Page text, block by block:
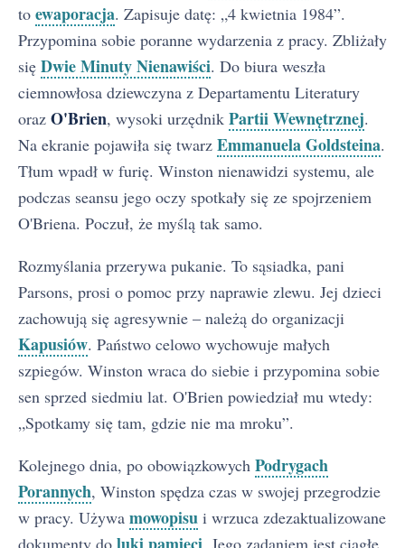
to ewaporacja. Zapisuje datę: „4 kwietnia 1984”.
Przypomina sobie poranne wydarzenia z pracy. Zbliżały
się Dwie Minuty Nienawiści. Do biura weszła
ciemnowłosa dziewczyna z Departamentu Literatury
oraz O'Brien, wysoki urzędnik Partii Wewnętrznej.
Na ekranie pojawiła się twarz Emmanuela Goldsteina.
Tłum wpadł w furię. Winston nienawidzi systemu, ale
podczas seansu jego oczy spotkały się ze spojrzeniem
O'Briena. Poczuł, że myślą tak samo.
Rozmyślania przerywa pukanie. To sąsiadka, pani
Parsons, prosi o pomoc przy naprawie zlewu. Jej dzieci
zachowują się agresywnie – należą do organizacji
Kapusiów. Państwo celowo wychowuje małych
szpiegów. Winston wraca do siebie i przypomina sobie
sen sprzed siedmiu lat. O'Brien powiedział mu wtedy:
„Spotkamy się tam, gdzie nie ma mroku”.
Kolejnego dnia, po obowiązkowych Podrygach
Porannych, Winston spędza czas w swojej przegrodzie
w pracy. Używa mowopisu i wrzuca zdezaktualizowane
dokumenty do luki pamięci . Jego zadaniem jest ciągłe